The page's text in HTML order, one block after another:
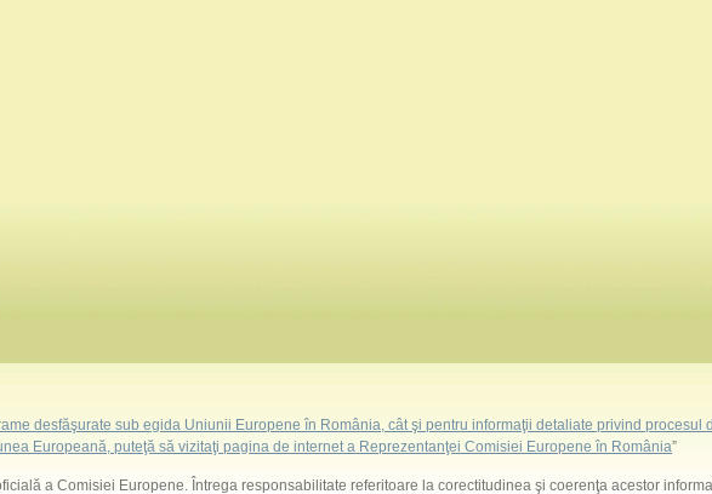
desfăşurate sub egida Uniunii Europene în România, cât şi pentru informaţii detaliate privind procesul
Europeană, puteţă să vizitaţi pagina de internet a Reprezentanţei Comisiei Europene în România”
a Comisiei Europene. Întrega responsabilitate referitoare la corectitudinea şi coerenţa acestor